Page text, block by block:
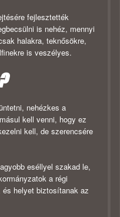
fejlesztették
is nehéz, mennyi
halakra, teknősökre,
is veszélyes.
nehézkes a
kell venni, hogy ez
kell, de szerencsére
eséllyel szakad le,
a régi
helyet biztosítanak az